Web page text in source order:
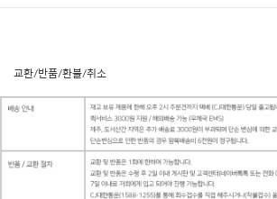
교환/반품/환불/취소